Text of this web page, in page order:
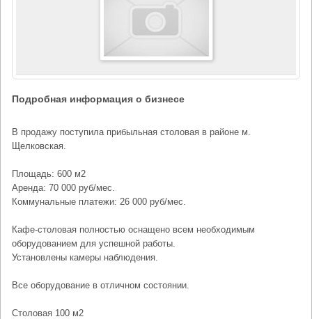
Подробная информация о бизнесе
В продажу поступила прибыльная столовая в районе м.
Щелковская.
Площадь: 600 м2
Аренда: 70 000 руб/мес.
Коммунальные платежи: 26 000 руб/мес.
Кафе-столовая полностью оснащено всем необходимым
оборудованием для успешной работы.
Установлены камеры наблюдения.
Все оборудование в отличном состоянии.
Столовая 100 м2